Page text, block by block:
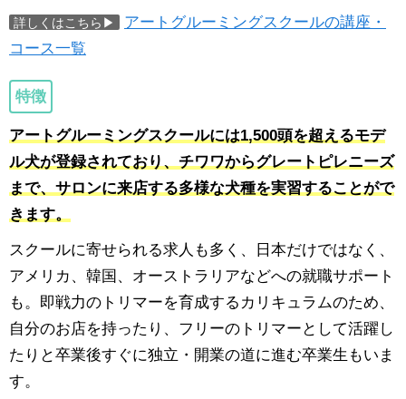
詳しくはこちら▶
アートグルーミングスクールの講座・
コース一覧
特徴
アートグルーミングスクールには1,500頭を超えるモデ
ル犬が登録されており、チワワからグレートピレニーズ
まで、サロンに来店する多様な犬種を実習することがで
きます。
スクールに寄せられる求人も多く、日本だけではなく、
アメリカ、韓国、オーストラリアなどへの就職サポート
も。即戦力のトリマーを育成するカリキュラムのため、
自分のお店を持ったり、フリーのトリマーとして活躍し
たりと卒業後すぐに独立・開業の道に進む卒業生もいま
す。